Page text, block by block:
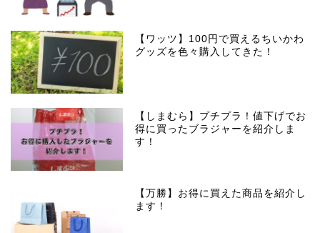
【ワッツ】100円で買えるちいかわ
グッズを色々購入してきた！
【しまむら】プチプラ！値下げでお
得に買ったブラジャーを紹介しま
す！
【万勝】お得に買えた商品を紹介し
ます！